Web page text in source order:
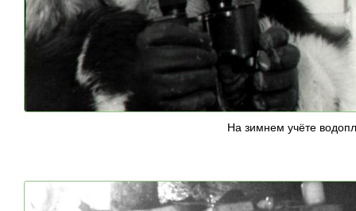
На зимнем учёте